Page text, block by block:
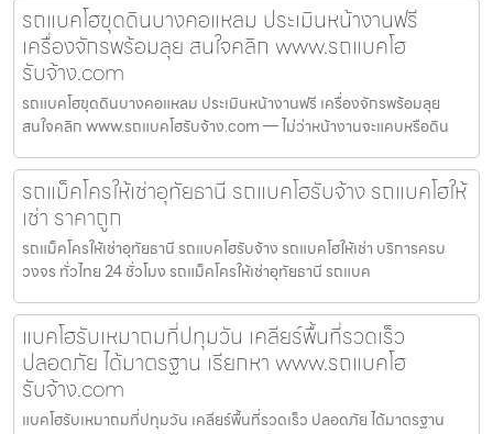
รถแบคโฮขุดดินบางคอแหลม ประเมินหน้างานฟรี
เครื่องจักรพร้อมลุย สนใจคลิก www.รถแบคโฮ
รับจ้าง.com
รถแบคโฮขุดดินบางคอแหลม ประเมินหน้างานฟรี เครื่องจักรพร้อมลุย
สนใจคลิก www.รถแบคโฮรับจ้าง.com — ไม่ว่าหน้างานจะแคบหรือดิน
รถแม็คโครให้เช่าอุทัยธานี รถแบคโฮรับจ้าง รถแบคโฮให้
เช่า ราคาถูก
รถแม็คโครให้เช่าอุทัยธานี รถแบคโฮรับจ้าง รถแบคโฮให้เช่า บริการครบ
วงจร ทั่วไทย 24 ชั่วโมง รถแม็คโครให้เช่าอุทัยธานี รถแบค
แบคโฮรับเหมาถมที่ปทุมวัน เคลียร์พื้นที่รวดเร็ว
ปลอดภัย ได้มาตรฐาน เรียกหา www.รถแบคโฮ
รับจ้าง.com
แบคโฮรับเหมาถมที่ปทุมวัน เคลียร์พื้นที่รวดเร็ว ปลอดภัย ได้มาตรฐาน